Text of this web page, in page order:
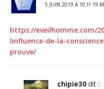
5 JUIN 2019 À 10 H 19
https://eveilhomme.com/
linfluence-de-la-
prouve/
chipie30 dit :